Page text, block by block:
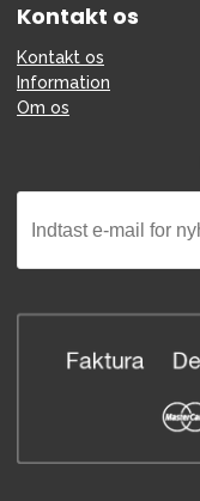
Kontakt os
Kontakt os
Information
Om os